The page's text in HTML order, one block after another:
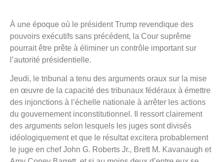
À une époque où le président Trump revendique des
pouvoirs exécutifs sans précédent, la Cour suprême
pourrait être prête à éliminer un contrôle important sur
l’autorité présidentielle.
Jeudi, le tribunal a tenu des arguments oraux sur la mise
en œuvre de la capacité des tribunaux fédéraux à émettre
des injonctions à l’échelle nationale à arrêter les actions
du gouvernement inconstitutionnel. Il ressort clairement
des arguments selon lesquels les juges sont divisés
idéologiquement et que le résultat excitera probablement
le juge en chef John G. Roberts Jr., Brett M. Kavanaugh et